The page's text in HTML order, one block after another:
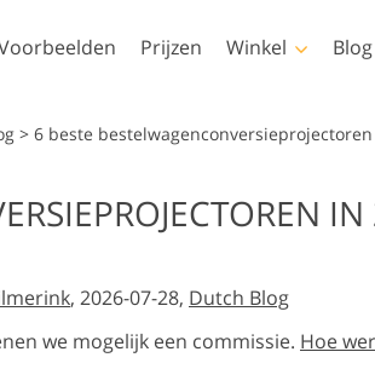
Pasgeboren fotobewerking
Prijzen Winkel
Templates
Alle sjablonen
Marketingsjablonen
Huwelijksuitnodigingen
Uitnodiging voor een
kinderfeestje
Blog
> 6 beste
, 2026-07-28, Dutch Blog
we mogelijk een commissie. Hoe